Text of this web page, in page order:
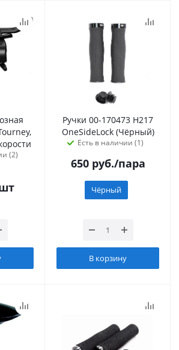
(2)
Ручки 00-170473 H217
OneSideLock (Чёрный)
Есть в наличии (1)
650руб./пара
Чёрный
В корзину